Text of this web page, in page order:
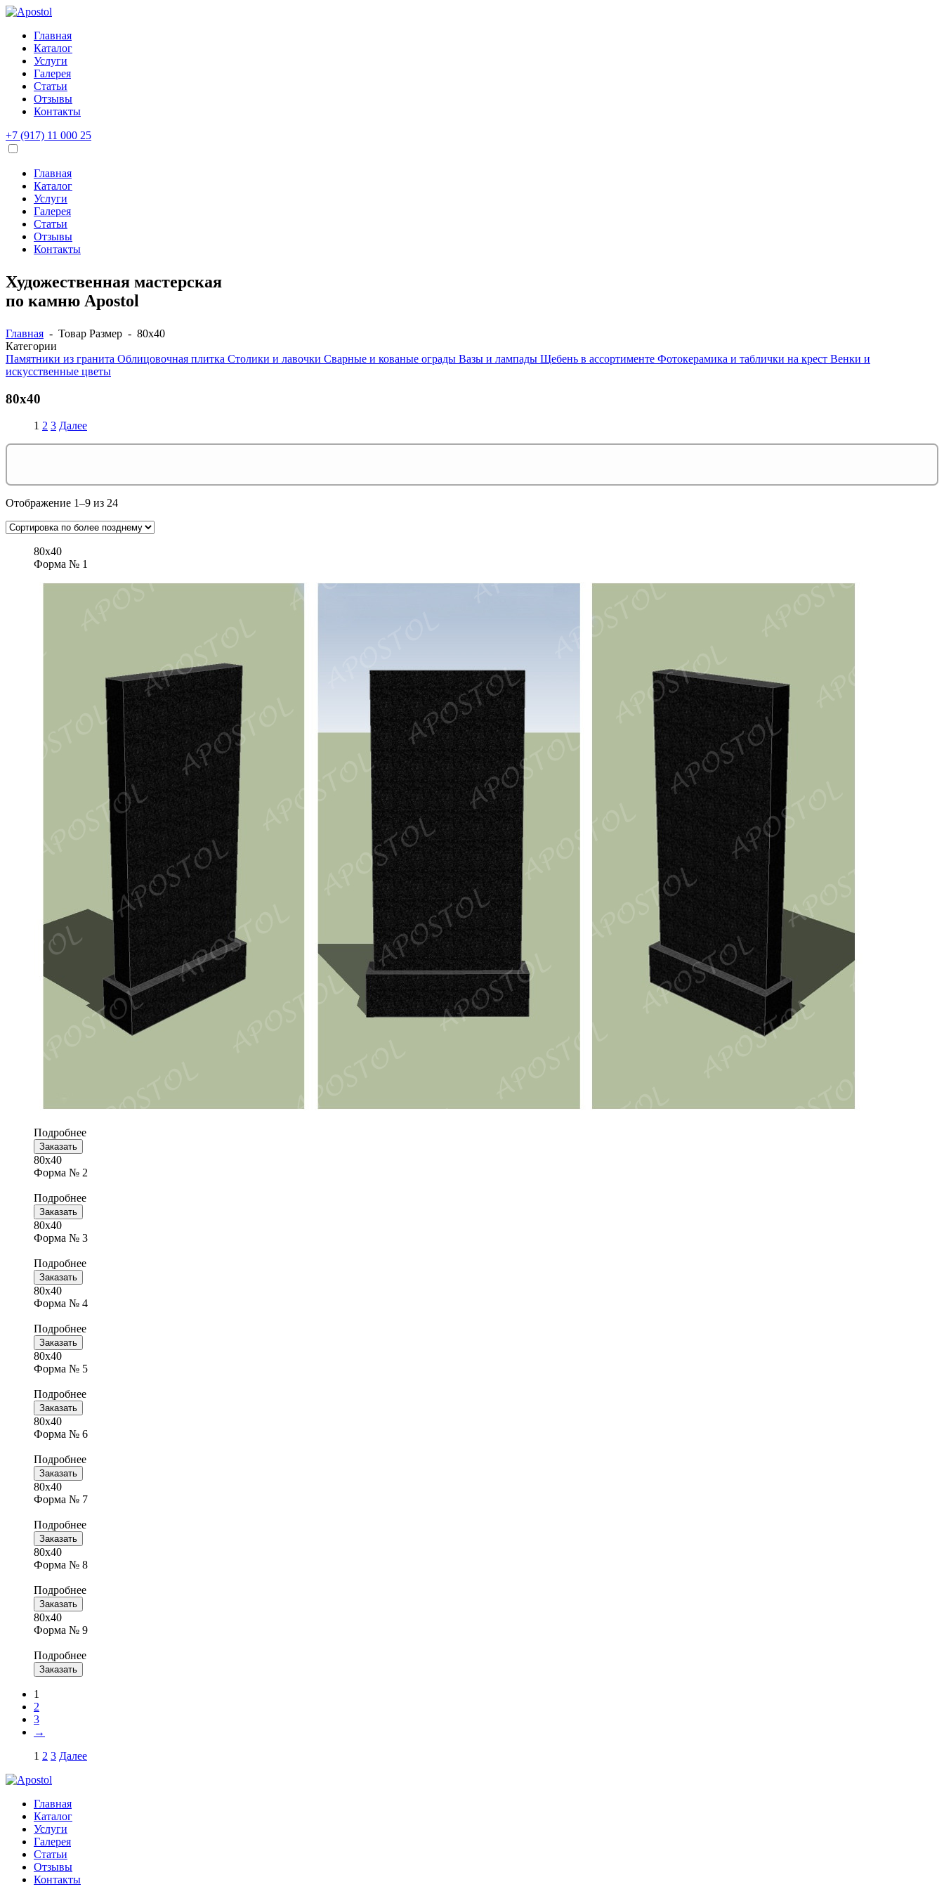
Главная
Каталог
Услуги
Галерея
Статьи
Отзывы
Контакты
+7 (917) 11 000 25
Главная
Каталог
Услуги
Галерея
Статьи
Отзывы
Контакты
Художественная мастерская
по камню Apostol
Главная - Товар Размер - 80х40
Категории
Памятники из гранита Облицовочная плитка Столики и лавочки Сварные и кованые ограды Вазы и лампады Щебень в ассортименте Фотокерамика и таблички на крест Венки и
искусственные цветы
80х40
1 2 3 Далее
Отображение 1–9 из 24
80х40
Форма № 1
Подробнее
Заказать
80х40
Форма № 2
Подробнее
Заказать
80х40
Форма № 3
Подробнее
Заказать
80х40
Форма № 4
Подробнее
Заказать
80х40
Форма № 5
Подробнее
Заказать
80х40
Форма № 6
Подробнее
Заказать
80х40
Форма № 7
Подробнее
Заказать
80х40
Форма № 8
Подробнее
Заказать
80х40
Форма № 9
Подробнее
Заказать
1
2
3
→
1 2 3 Далее
Главная
Каталог
Услуги
Галерея
Статьи
Отзывы
Контакты